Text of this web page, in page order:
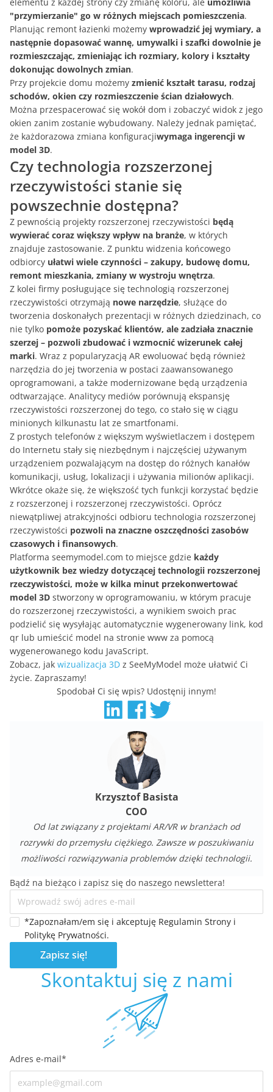
"przymierzanie" go w różnych miejscach pomieszczenia.
Planując remont łazienki możemy wprowadzić jej wymiary, a
następnie dopasować wannę, umywalki i szafki dowolnie je
rozmieszczając, zmieniając ich rozmiary, kolory i kształty
dokonując dowolnych zmian.
Przy projekcie domu możemy zmienić kształt tarasu, rodzaj
schodów, okien czy rozmieszczenie ścian działowych.
Można przespacerować się wokół dom i zobaczyć widok z jego
okien zanim zostanie wybudowany. Należy jednak pamiętać,
że każdorazowa zmiana konfiguracjiwymaga ingerencji w
model 3D.
Czy technologia rozszerzonej
rzeczywistości stanie się
powszechnie dostępna?
Z pewnością projekty rozszerzonej rzeczywistości będą
wywierać coraz większy wpływ na branże, w których
znajduje zastosowanie. Z punktu widzenia końcowego
odbiorcy ułatwi wiele czynności – zakupy, budowę domu,
remont mieszkania, zmiany w wystroju wnętrza.
Z kolei firmy posługujące się technologią rozszerzonej
rzeczywistości otrzymają nowe narzędzie, służące do
tworzenia doskonałych prezentacji w różnych dziedzinach, co
nie tylko pomoże pozyskać klientów, ale zadziała znacznie
szerzej – pozwoli zbudować i wzmocnić wizerunek całej
marki. Wraz z popularyzacją AR ewoluować będą również
narzędzia do jej tworzenia w postaci zaawansowanego
oprogramowani, a także modernizowane będą urządzenia
odtwarzające. Analitycy mediów porównują ekspansję
rzeczywistości rozszerzonej do tego, co stało się w ciągu
minionych kilkunastu lat ze smartfonami.
Z prostych telefonów z większym wyświetlaczem i dostępem
do Internetu stały się niezbędnym i najczęściej używanym
urządzeniem pozwalającym na dostęp do różnych kanałów
komunikacji, usług, lokalizacji i używania milionów aplikacji.
Wkrótce okaże się, że większość tych funkcji korzystać będzie
z rozszerzonej i rozszerzonej rzeczywistości. Oprócz
niewątpliwej atrakcyjności odbioru technologia rozszerzonej
rzeczywistości pozwoli na znaczne oszczędności zasobów
czasowych i finansowych.
Platforma seemymodel.com to miejsce gdzie każdy
użytkownik bez wiedzy dotyczącej technologii rozszerzonej
rzeczywistości, może w kilka minut przekonwertować
model 3D stworzony w oprogramowaniu, w którym pracuje
do rozszerzonej rzeczywistości, a wynikiem swoich prac
podzielić się wysyłając automatycznie wygenerowany link, kod
qr lub umieścić model na stronie www za pomocą
wygenerowanego kodu JavaScript.
Zobacz, jak wizualizacja 3D z SeeMyModel może ułatwić Ci
życie. Zapraszamy!
Spodobał Ci się wpis? Udostęnij innym!
Krzysztof Basista
COO
Od lat związany z projektami AR/VR w branżach od
rozrywki do przemysłu ciężkiego. Zawsze w poszukiwaniu
możliwości rozwiązywania problemów dzięki technologii.
Bądź na bieżąco i zapisz się do naszego newslettera!
*Zapoznałam/em się i akceptuję Regulamin Strony i
Politykę Prywatności.
Zapisz się!
Skontaktuj się z nami
Adres e-mail*